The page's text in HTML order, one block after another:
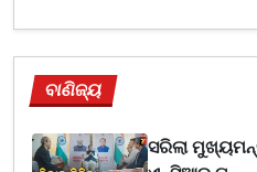
ବାଣିଜ୍ୟ
ସରିଲା